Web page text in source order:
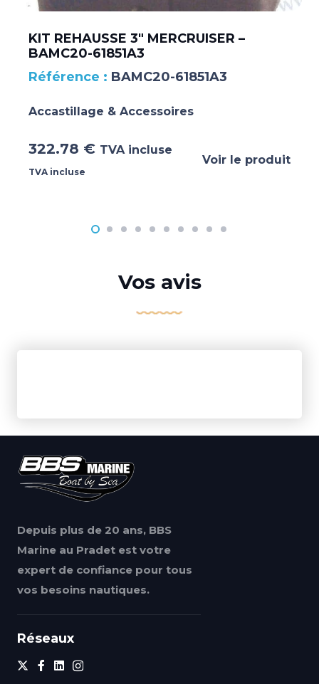
KIT REHAUSSE 3″ MERCRUISER –
BAMC20-61851A3
BAMC20-61851A3
Accastillage & Accessoires
322.78 € TVA incluse
TVA incluse
Voir le produit
Vos avis
Depuis plus de 20 ans, BBS
Marine au Pradet est votre
expert de confiance pour tous
vos besoins nautiques.
Réseaux